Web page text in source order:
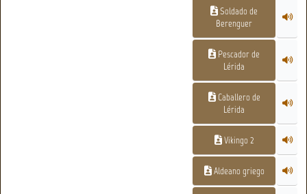
Soldado de
Berenguer
Pescador de
Lérida
Caballero de
Lérida
Vikingo 2
Aldeano griego